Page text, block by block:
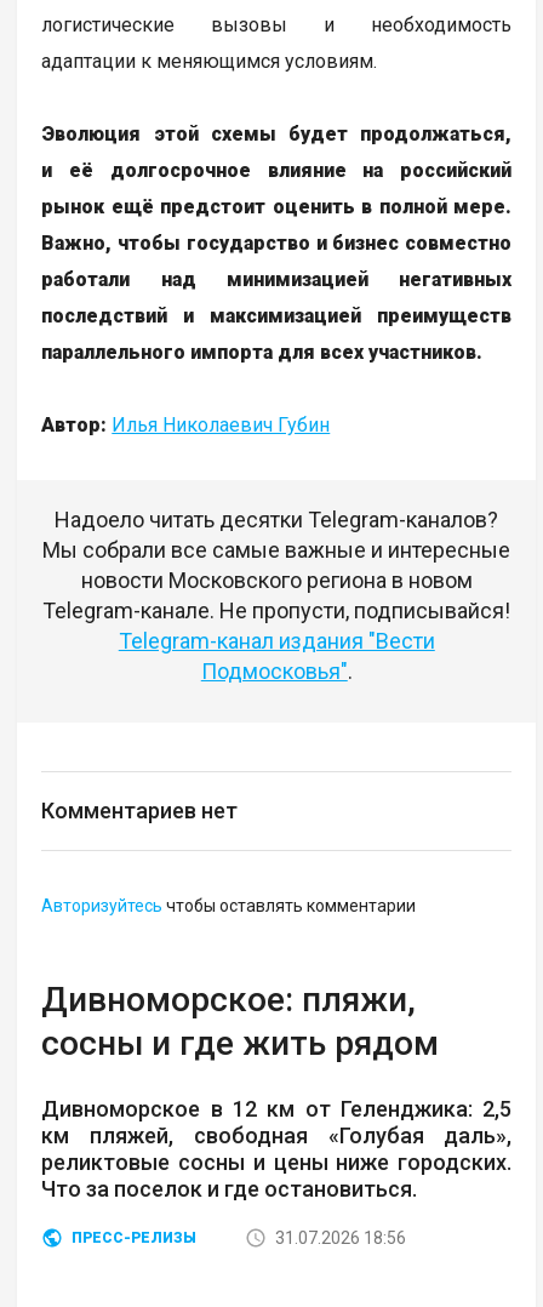
логистические вызовы и необходимость
адаптации к меняющимся условиям.
Эволюция этой схемы будет продолжаться,
и её долгосрочное влияние на российский
рынок ещё предстоит оценить в полной мере.
Важно, чтобы государство и бизнес совместно
работали над минимизацией негативных
последствий и максимизацией преимуществ
параллельного импорта для всех участников.
Автор: Илья Николаевич Губин
Надоело читать десятки Telegram-каналов?
Мы собрали все самые важные и интересные
новости Московского региона в новом
Telegram-канале. Не пропусти, подписывайся!
Telegram-канал издания "Вести
Подмосковья".
Комментариев нет
Авторизуйтесь чтобы оставлять комментарии
Дивноморское: пляжи,
сосны и где жить рядом
Дивноморское в 12 км от Геленджика: 2,5
км пляжей, свободная «Голубая даль»,
реликтовые сосны и цены ниже городских.
Что за поселок и где остановиться.
ПРЕСС-РЕЛИЗЫ 31.07.2026 18:56